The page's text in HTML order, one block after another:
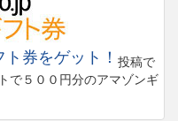
券をゲット！ 投稿で
で５００円分のアマゾンギ